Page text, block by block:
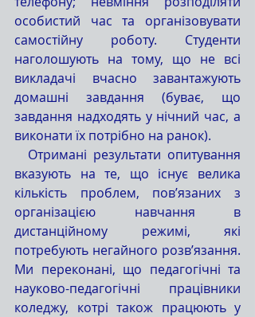
особистий час та організовувати
самостійну роботу. Студенти
наголошують на тому, що не всі
викладачі вчасно завантажують
домашні завдання (буває, що
завдання надходять у нічний час, а
виконати їх потрібно на ранок).
вказують на те, що існує велика
кількість проблем, пов’язаних з
організацією навчання в
дистанційному режимі, які
потребують негайного розв’язання.
Ми переконані, що педагогічні та
науково-педагогічні працівники
коледжу, котрі також працюють у